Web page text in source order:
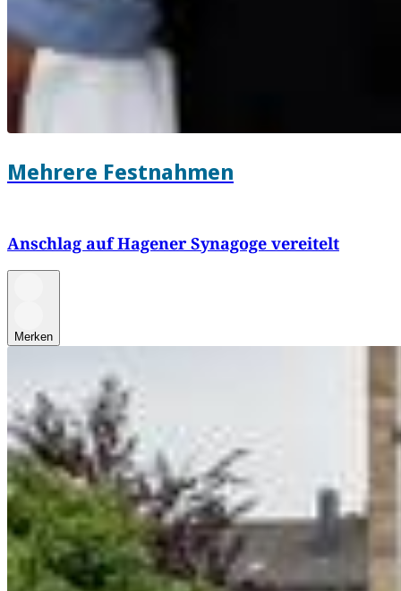
Mehrere Festnahmen
Anschlag auf Hagener Synagoge vereitelt
Merken